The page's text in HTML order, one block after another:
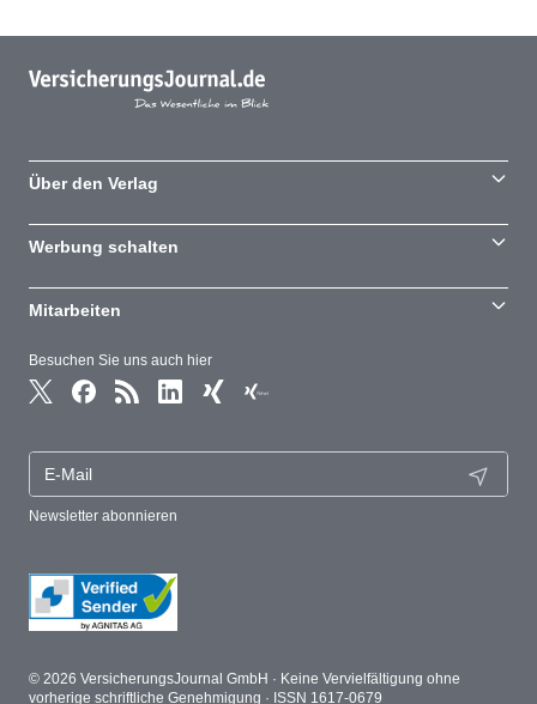
Besuchen Sie uns auch hier
Newsletter abonnieren
Über den Verlag
Werbung schalten
Mitarbeiten
© 2026 VersicherungsJournal GmbH · Keine Vervielfältigung ohne
vorherige schriftliche Genehmigung · ISSN 1617-0679